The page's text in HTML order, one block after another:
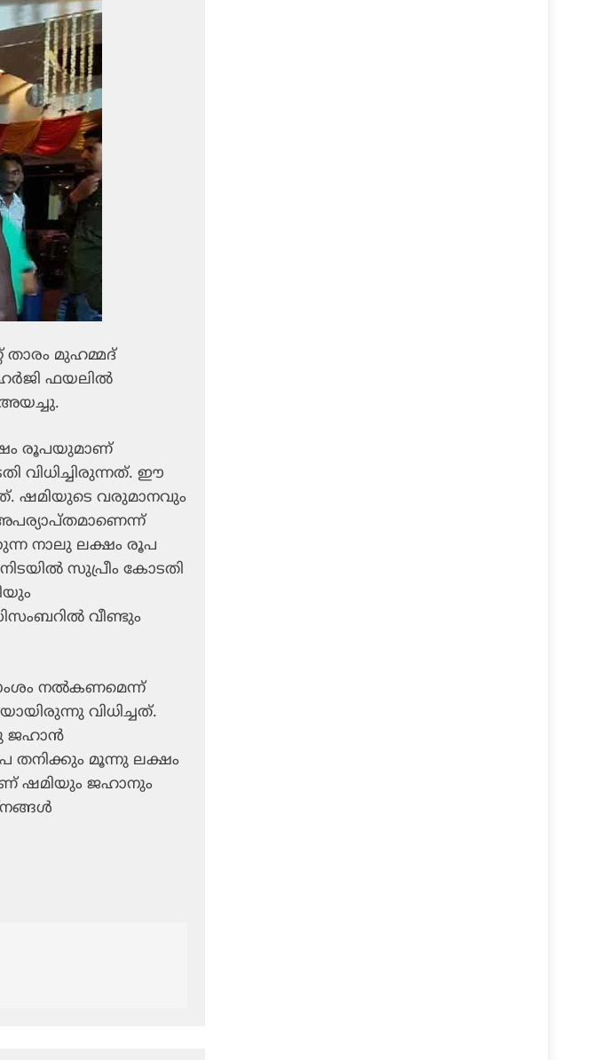
താരം മുഹമ്മദ്
ഫയലില്‍
അയച്ചു.
രൂപയുമാണ്
വിധിച്ചിരുന്നത്. ഈ
ഷമിയുടെ വരുമാനവും
നാലു ലക്ഷം രൂപ
സുപ്രീം കോടതി
വീണ്ടും
നല്‍കണമെന്ന്
വിധിച്ചത്.
ജഹാന്‍
തനിക്കും മൂന്നു ലക്ഷം
ഷമിയും ജഹാനും